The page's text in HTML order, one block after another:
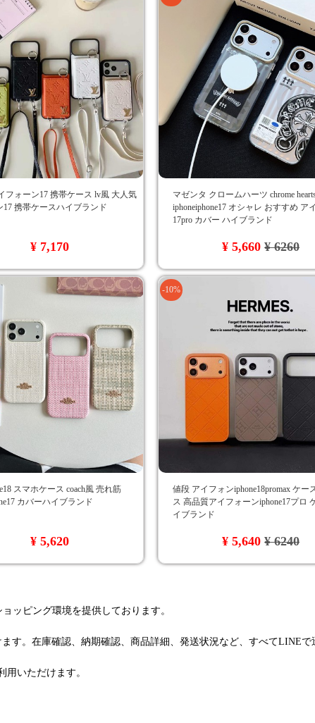
フォーン17 携帯ケース lv風 大人気
17 携帯ケースハイブランド
¥ 7,170
マゼンタ クロームハーツ chrome
iphoneiphone17 オシャレ おすすめ ア
17pro カバー ハイブランド
¥ 5,660¥ 6260
スマホケース coach風 売れ筋
カバーハイブランド
¥ 5,620
-10%
値段 アイフォンiphone18promax ケー
ス 高品質アイフォーンiphone17プロ
イブランド
¥ 5,640¥ 6240
ッピング環境を提供しております。
す。在庫確認、納期確認、商品詳細、発送状況など、すべてLINEで
いただけます。